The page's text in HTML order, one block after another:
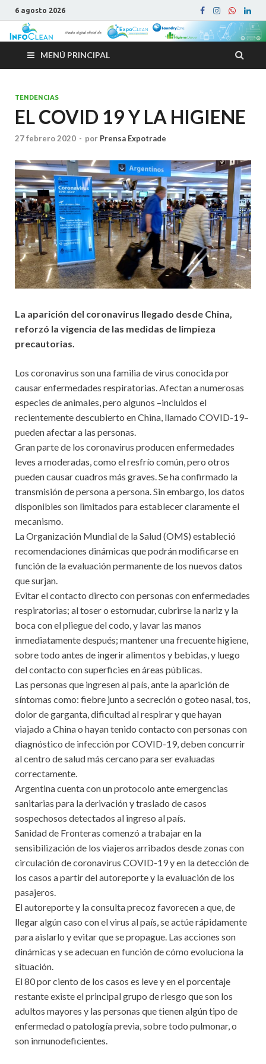
6 agosto 2026
MENÚ PRINCIPAL
TENDENCIAS
EL COVID 19 Y LA HIGIENE
27 febrero 2020 - por Prensa Expotrade
La aparición del coronavirus llegado desde China,
reforzó la vigencia de las medidas de limpieza
precautorias.
Los coronavirus son una familia de virus conocida por
causar enfermedades respiratorias. Afectan a numerosas
especies de animales, pero algunos –incluidos el
recientemente descubierto en China, llamado COVID-19–
pueden afectar a las personas.
Gran parte de los coronavirus producen enfermedades
leves a moderadas, como el resfrío común, pero otros
pueden causar cuadros más graves. Se ha confirmado la
transmisión de persona a persona. Sin embargo, los datos
disponibles son limitados para establecer claramente el
mecanismo.
La Organización Mundial de la Salud (OMS) estableció
recomendaciones dinámicas que podrán modificarse en
función de la evaluación permanente de los nuevos datos
que surjan.
Evitar el contacto directo con personas con enfermedades
respiratorias; al toser o estornudar, cubrirse la nariz y la
boca con el pliegue del codo, y lavar las manos
inmediatamente después; mantener una frecuente higiene,
sobre todo antes de ingerir alimentos y bebidas, y luego
del contacto con superficies en áreas públicas.
Las personas que ingresen al país, ante la aparición de
síntomas como: fiebre junto a secreción o goteo nasal, tos,
dolor de garganta, dificultad al respirar y que hayan
viajado a China o hayan tenido contacto con personas con
diagnóstico de infección por COVID-19, deben concurrir
al centro de salud más cercano para ser evaluadas
correctamente.
Argentina cuenta con un protocolo ante emergencias
sanitarias para la derivación y traslado de casos
sospechosos detectados al ingreso al país.
Sanidad de Fronteras comenzó a trabajar en la
sensibilización de los viajeros arribados desde zonas con
circulación de coronavirus COVID-19 y en la detección de
los casos a partir del autoreporte y la evaluación de los
pasajeros.
El autoreporte y la consulta precoz favorecen a que, de
llegar algún caso con el virus al país, se actúe rápidamente
para aislarlo y evitar que se propague. Las acciones son
dinámicas y se adecuan en función de cómo evoluciona la
situación.
El 80 por ciento de los casos es leve y en el porcentaje
restante existe el principal grupo de riesgo que son los
adultos mayores y las personas que tienen algún tipo de
enfermedad o patología previa, sobre todo pulmonar, o
son inmunodeficientes.